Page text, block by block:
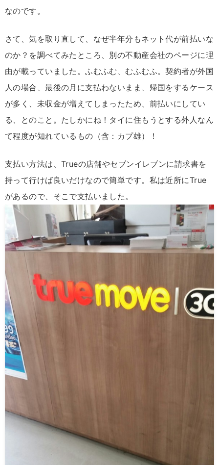
なのです。
さて、気を取り直して、なぜ半年分もネット代が前払いな
のか？を調べてみたところ、別の不動産会社のページに理
由が載っていました。ふむふむ、むふむふ。契約者が外国
人の場合、最後の月に支払わないまま、帰国をするケース
が多く、未収金が増えてしまったため、前払いにしてい
る、とのこと。たしかにね！タイに住もうとする外人なん
て程度が知れているもの（含：カプ雄）！
支払い方法は、Trueの店舗やセブンイレブンに請求書を
持って行けば良いだけなので簡単です。私は近所にTrue
があるので、そこで支払いました。